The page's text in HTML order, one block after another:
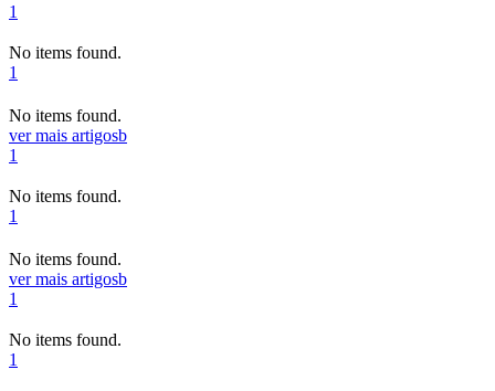
1
No items found.
1
No items found.
ver mais artigosb
1
No items found.
1
No items found.
ver mais artigosb
1
No items found.
1